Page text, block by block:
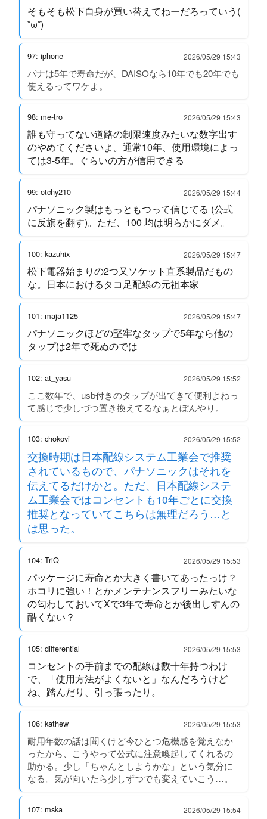
そもそも松下自身が買い替えてねーだろっていう(
˘ω˘)
97: iphone 2026/05/29 15:43
パナは5年で寿命だが、DAISOなら10年でも20年でも
使えるってワケよ。
98: me-tro 2026/05/29 15:43
誰も守ってない道路の制限速度みたいな数字出す
のやめてくださいよ。通常10年、使用環境によっ
ては3-5年。ぐらいの方が信用できる
99: otchy210 2026/05/29 15:44
パナソニック製はもっともつって信じてる (公式
に反旗を翻す)。ただ、100 均は明らかにダメ。
100: kazuhix 2026/05/29 15:47
松下電器始まりの2つ又ソケット直系製品だもの
な。日本におけるタコ足配線の元祖本家
101: maja1125 2026/05/29 15:47
パナソニックほどの堅牢なタップで5年なら他の
タップは2年で死ぬのでは
102: at_yasu 2026/05/29 15:52
ここ数年で、usb付きのタップが出てきて便利よねっ
て感じで少しづつ置き換えてるなぁとぼんやり。
103: chokovi 2026/05/29 15:52
交換時期は日本配線システム工業会で推奨
されているもので、パナソニックはそれを
伝えてるだけかと。ただ、日本配線システ
ム工業会ではコンセントも10年ごとに交換
推奨となっていてこちらは無理だろう…と
は思った。
104: TriQ 2026/05/29 15:53
パッケージに寿命とか大きく書いてあったっけ？
ホコリに強い！とかメンテナンスフリーみたいな
の匂わしておいてXで3年で寿命とか後出しすんの
酷くない？
105: differential 2026/05/29 15:53
コンセントの手前までの配線は数十年持つわけ
で、「使用方法がよくないと」なんだろうけど
ね、踏んだり、引っ張ったり。
106: kathew 2026/05/29 15:53
耐用年数の話は聞くけど今ひとつ危機感を覚えなか
ったから、こうやって公式に注意喚起してくれるの
助かる。少し「ちゃんとしようかな」という気分に
なる。気が向いたら少しずつでも変えていこう…。
107: mska 2026/05/29 15:54